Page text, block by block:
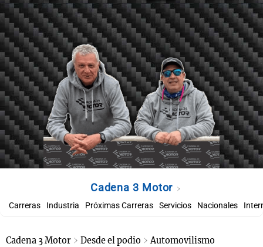
Cadena 3 Motor
Carreras Industria Próximas Carreras Servicios Nacionales
Cadena 3 Motor Desde el podio
Automovilismo